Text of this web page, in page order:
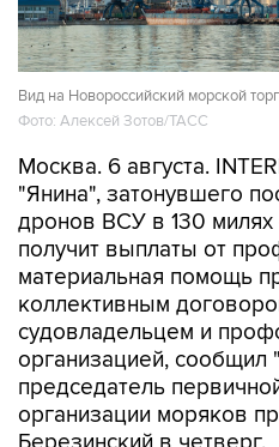
Вид на Новороссийский морской
Фото: Алексей Зотов/ТАСС
Москва. 6 августа.
"Янина", затонувшего
дронов ВСУ в 130 милях
получит выплаты от
материальная помощь
коллективным
судовладельцем и
организацией, сообщил
председатель
организации моряков